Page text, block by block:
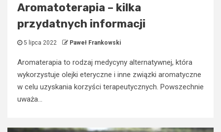
Aromatoterapia – kilka
przydatnych informacji
5 lipca 2022 Paweł Frankowski
Aromaterapia to rodzaj medycyny alternatywnej, która
wykorzystuje olejki eteryczne i inne związki aromatyczne
w celu uzyskania korzyści terapeutycznych. Powszechnie
uważa...